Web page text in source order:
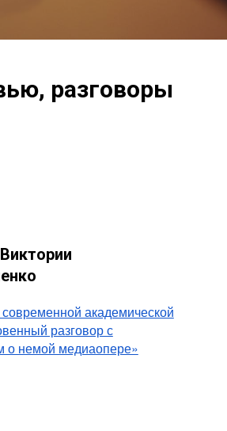
разговоры
академической
разговор с
о немой медиаопере»